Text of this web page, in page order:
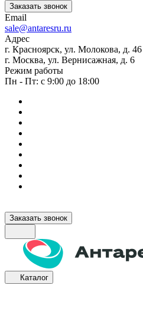
Заказать звонок
Email
sale@antaresru.ru
Адрес
г. Красноярск, ул. Молокова, д. 46
г. Москва, ул. Вернисажная, д. 6
Режим работы
Пн - Пт: с 9:00 до 18:00
Заказать звонок
Каталог